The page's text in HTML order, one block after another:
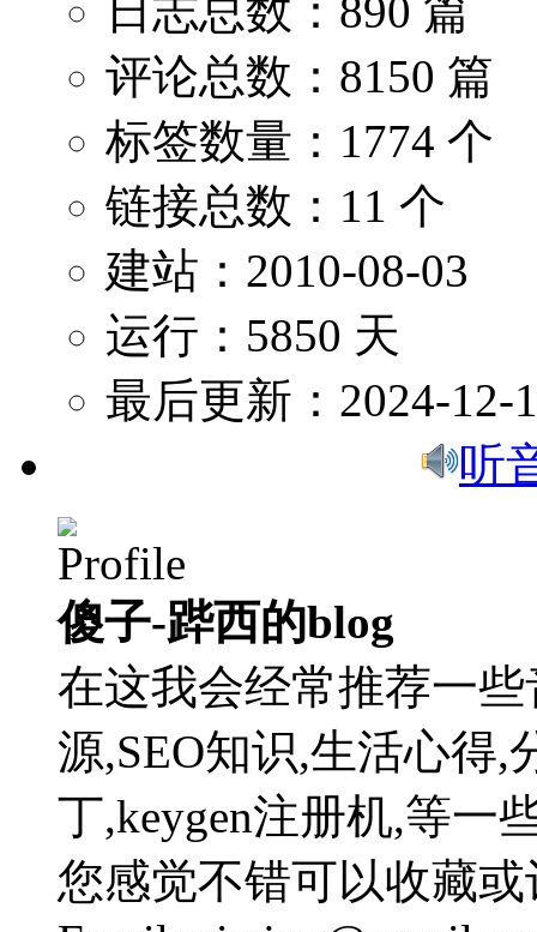
日志总数：890 篇
评论总数：8150 篇
标签数量：1774 个
链接总数：11 个
建站：2010-08-03
运行：5850 天
最后更新：2024-12-
听
傻子-跸西的blog
在这我会经常推荐一
源,SEO知识,生活心得,
丁,keygen注册机,等一
您感觉不错可以收藏